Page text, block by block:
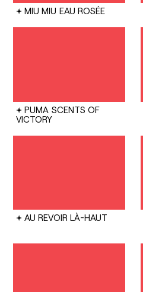
MIU MIU EAU ROSÉE
PUMA SCENTS OF
VICTORY
AU REVOIR LÀ-HAUT